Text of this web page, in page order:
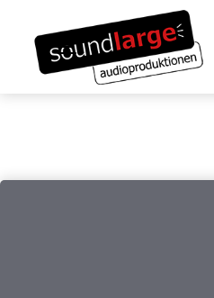
überspringen
Inhalt
springen